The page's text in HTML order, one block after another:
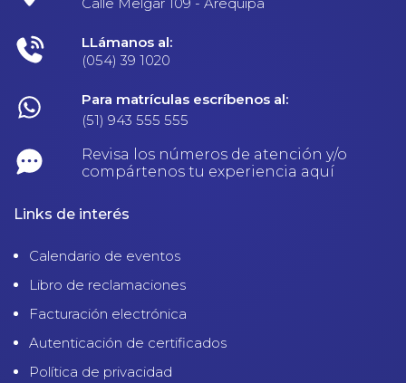
LLámanos al:
(054) 39 1020
Para matrículas escríbenos al:
(51) 943 555 555
Revisa los números de atención y/o
compártenos tu experiencia aquí
Links de interés
Calendario de eventos
Libro de reclamaciones
Facturación electrónica
Autenticación de certificados
Política de privacidad